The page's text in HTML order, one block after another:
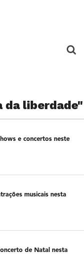
da liberdade"
e concertos neste
musicais nesta
de Natal nesta